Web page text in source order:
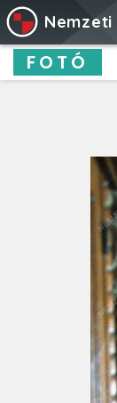
Nemzeti
FOTÓ